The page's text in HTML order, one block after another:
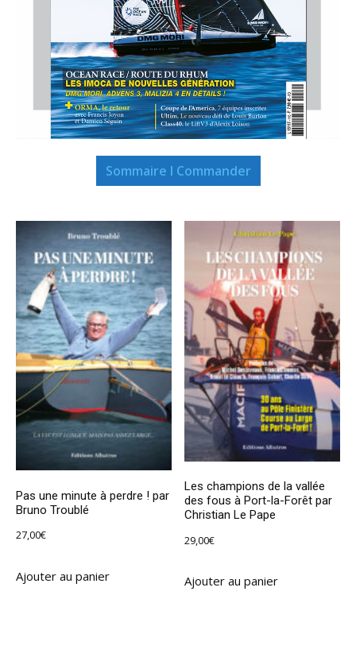
Sommaire I Commander
Pas une minute à perdre ! par
Bruno Troublé
27,00€
Ajouter au panier
Les champions de la vallée
des fous à Port-la-Forêt par
Christian Le Pape
29,00€
Ajouter au panier